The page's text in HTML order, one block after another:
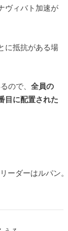
ヴィバト加速が
に抵抗がある場
ので、 全員の
目に配置された
ーダーはルパン。